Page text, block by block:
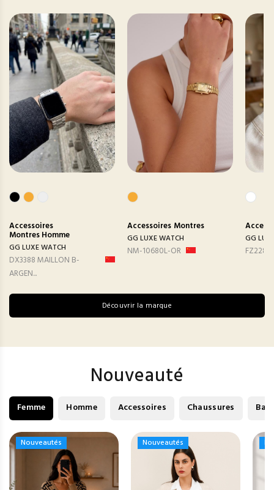
Accessoires
Montres Homme
GG LUXE WATCH
DX3388 MAILLON B-
ARGEN...
Accessoires Montres
GG LUXE WATCH
NM-10680L-OR
GG
FZ2282
Découvrir la marque
Nouveauté
Femme Homme Accessoires Chaussures
Nouveautés
Nouveautés Nouveautés
Nouveautés